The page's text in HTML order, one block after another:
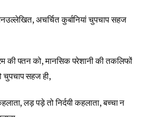
अचर्चित कुर्बानियां चुपचाप सहज
की पतन को, मानसिक परेशानी की तकलिफों
सहज ही,
लड़ पड़े तो निर्दयी कहलाता, बच्चा न